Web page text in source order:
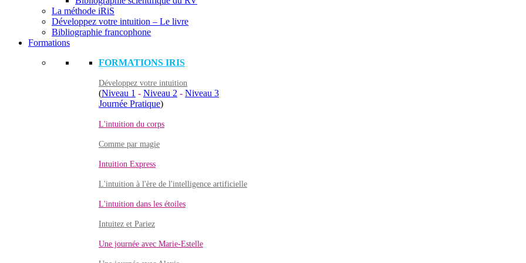
La méthode iRiS
Développez votre intuition – Le livre
Bibliographie francophone
Formations
FORMATIONS IRIS
Développez votre intuition
(Niveau 1 - Niveau 2 - Niveau 3
Journée Pratique)
L'intuition du corps
Comme par magie
Intuition Express
L'intuition à l'ère de l'intelligence artificielle
L'intuition dans les étoiles
Intuitez et Pariez
Une journée avec Marie-Estelle